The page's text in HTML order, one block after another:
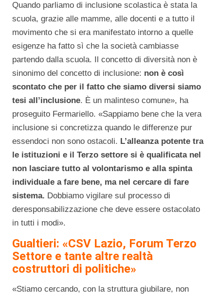
Quando parliamo di inclusione scolastica è stata la
scuola, grazie alle mamme, alle docenti e a tutto il
movimento che si era manifestato intorno a quelle
esigenze ha fatto sì che la società cambiasse
partendo dalla scuola. Il concetto di diversità non è
sinonimo del concetto di inclusione: non è così
scontato che per il fatto che siamo diversi siamo
tesi all’inclusione. È un malinteso comune», ha
proseguito Fermariello. «Sappiamo bene che la vera
inclusione si concretizza quando le differenze pur
essendoci non sono ostacoli. L’alleanza potente tra
le istituzioni e il Terzo settore si è qualificata nel
non lasciare tutto al volontarismo e alla spinta
individuale a fare bene, ma nel cercare di fare
sistema. Dobbiamo vigilare sul processo di
deresponsabilizzazione che deve essere ostacolato
in tutti i modi».
Gualtieri: «CSV Lazio, Forum Terzo
Settore e tante altre realtà
costruttori di politiche»
«Stiamo cercando, con la struttura giubilare, non